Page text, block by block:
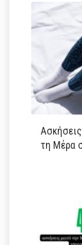
τη Μέρα